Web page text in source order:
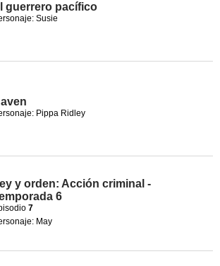
guerrero pacífico
Susie
Pippa Ridley
y orden: Acción criminal -
6
7
May